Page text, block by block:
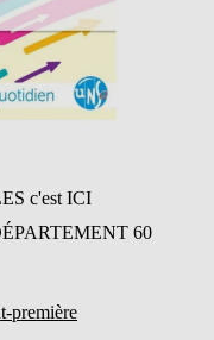
c'est ICI
60
première